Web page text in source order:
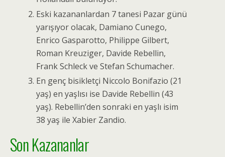
Eski kazananlardan 7 tanesi Pazar günü
yarışıyor olacak, Damiano Cunego,
Enrico Gasparotto, Philippe Gilbert,
Roman Kreuziger, Davide Rebellin,
Frank Schleck ve Stefan Schumacher.
En genç bisikletçi Niccolo Bonifazio (21
yaş) en yaşlısı ise Davide Rebellin (43
yaş). Rebellin’den sonraki en yaşlı isim
38 yaş ile Xabier Zandio.
Son Kazananlar